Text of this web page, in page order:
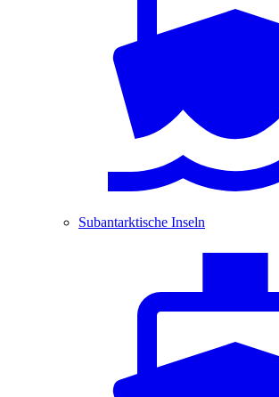
Subantarktische Inseln